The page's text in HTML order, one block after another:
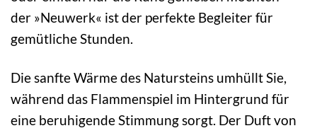
der »Neuwerk« ist der perfekte Begleiter für
gemütliche Stunden.
Die sanfte Wärme des Natursteins umhüllt Sie,
während das Flammenspiel im Hintergrund für
eine beruhigende Stimmung sorgt. Der Duft von